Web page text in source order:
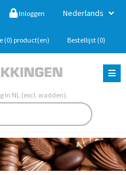
Inloggen
(0) product(en) Bestellijst (0)
in NL (excl. wadden).